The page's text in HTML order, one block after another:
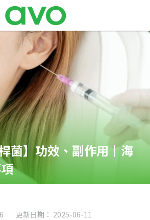
菌】功效、副作用｜海
更新日期： 2025-06-11